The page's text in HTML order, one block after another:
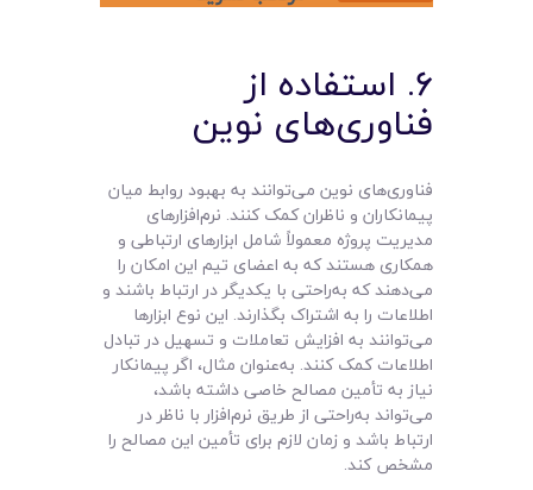
۶. استفاده از
فناوری‌های نوین
فناوری‌های نوین می‌توانند به بهبود روابط میان
پیمانکاران و ناظران کمک کنند. نرم‌افزارهای
مدیریت پروژه معمولاً شامل ابزارهای ارتباطی و
همکاری هستند که به اعضای تیم این امکان را
می‌دهند که به‌راحتی با یکدیگر در ارتباط باشند و
اطلاعات را به اشتراک بگذارند. این نوع ابزارها
می‌توانند به افزایش تعاملات و تسهیل در تبادل
اطلاعات کمک کنند. به‌عنوان مثال، اگر پیمانکار
نیاز به تأمین مصالح خاصی داشته باشد،
می‌تواند به‌راحتی از طریق نرم‌افزار با ناظر در
ارتباط باشد و زمان لازم برای تأمین این مصالح را
مشخص کند.